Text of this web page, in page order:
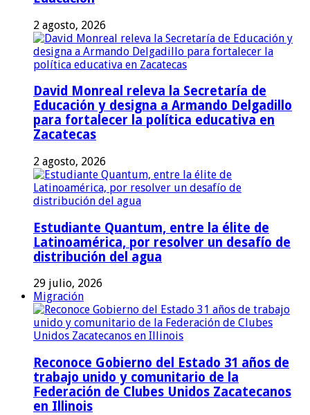
2 agosto, 2026
David Monreal releva la Secretaría de
Educación y designa a Armando Delgadillo
para fortalecer la política educativa en
Zacatecas
2 agosto, 2026
Estudiante Quantum, entre la élite de
Latinoamérica, por resolver un desafío de
distribución del agua
29 julio, 2026
Migración
Reconoce Gobierno del Estado 31 años de
trabajo unido y comunitario de la
Federación de Clubes Unidos Zacatecanos
en Illinois